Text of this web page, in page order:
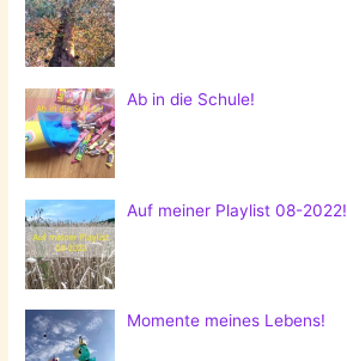
Ab in die Schule!
Auf meiner Playlist 08-2022!
Momente meines Lebens!